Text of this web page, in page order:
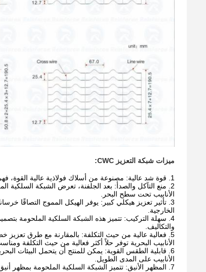
ميزات شبكة التعزيز CWC:
1. قوة شد عالية: مصنوعة من أسلاك فولاذية عالية القوة، فهي تتحمل الضغط والضغط أثناء بناء خط الأنابيب، مما يضمن استقرار خط الأنابيب ومتانته.
2. منع التآكل والصدأ: بعد الجلفنة، تعرض الشبكة
الأنابيب تحت سطح البحر.
3. تأثير تعزيز هيكلي كبير: يوفر الهيكل المموج التصاقًا
الخارجية.
4. سهلة التركيب: تتميز هذه الشبكة السلكية الملحومة
والتكاليف.
5. فعالية عالية من حيث التكلفة: بالمقارنة مع طرق
الأنابيب البحرية توفر حلاً أكثر فعالية من حيث التكلفة
6. قابلية الطقس القوية: يمكن للمنتج أن يتحمل البيئات
الأنابيب على المدى الطويل.
7. المظهر الأنيق: تتميز الشبكة السلكية الملحومة بمظهر أنيق ومنتظم مع نقاط لحام آمنة، مما يسهل النقل والتكديس، ويحافظ على المظهر الرائع بعد التثبيت.